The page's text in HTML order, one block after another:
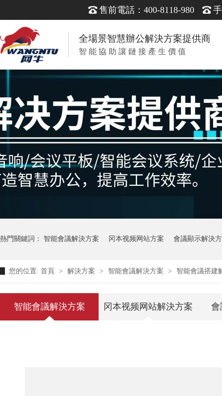
售前電話：400-8118-980
全場景智慧辦公解決方案提供商
智 能 協 助 讓 鏈 接 產 生 價 值
熱門關鍵詞： 智能會議解決方案 冈本视频网站方案 會議顯示解決
您的位置: 首頁 > 解決方案 > 智能會議解決方案 > 智能會議搭建
智能會議解決方案 冈本视频网站解決方案 會